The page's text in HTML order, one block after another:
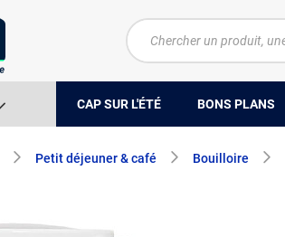
CAP SUR L'ÉTÉ BONS PLANS
Petit déjeuner & café Bouilloire